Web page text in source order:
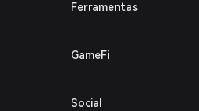
Ferramentas
GameFi
Social